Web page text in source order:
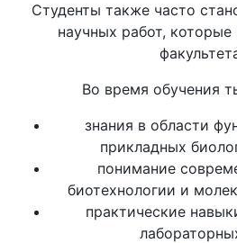
Студенты также часто
научных работ, которые
Во время обучения
знания в области
прикладных
понимание
биотехнологии и
практические